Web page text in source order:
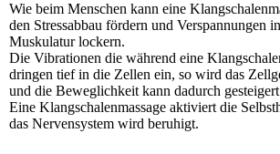
Wie beim Menschen kann eine
den Stressabbau fördern und Verspannungen
Muskulatur lockern.
Die Vibrationen die während eine
dringen tief in die Zellen ein, so wird das
und die Beweglichkeit kann dadurch
Eine Klangschalenmassage aktiviert die
das Nervensystem wird beruhigt.